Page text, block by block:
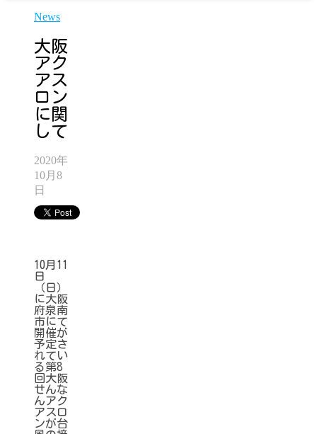
News
大阪
アク
アス
ロン
に関
して
2020年
10月8
日
10月11
日
（日）
に大阪
府泉南
市にて
開催が
予定さ
れてい
る第8
回大阪
せんな
んアク
アスロ
ンが台